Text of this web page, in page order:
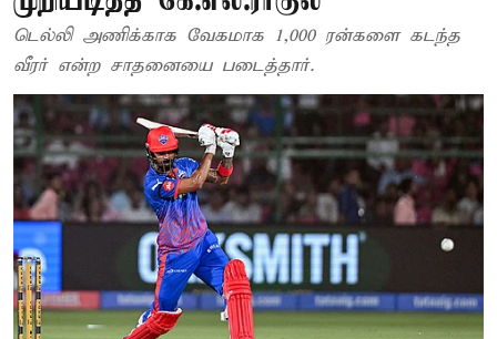
டெல்லி அணிக்காக வேகமாக 1,000 ரன்களை கடந்த
வீரர் என்ற சாதனையை படைத்தார்.